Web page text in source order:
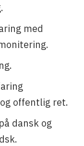
med
offentlig ret.
dansk og